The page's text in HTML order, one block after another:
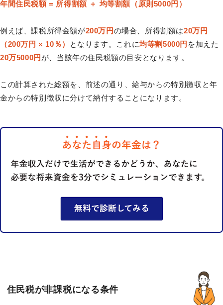
年間住民税額 = 所得割額 ＋ 均等割額（原則5000円）
例えば、課税所得金額が200万円の場合、所得割額は20万円
（200万円 × 10％）
となります。これに均等割5000円 を加えた
20万5000円 が、当該年の住民税額の目安となります。
この計算された総額を、前述の通り、給与からの特別徴収と年
金からの特別徴収に分けて納付することになります。
住民税が非課税になる条件